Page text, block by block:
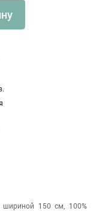
шириной 150 см, 100%